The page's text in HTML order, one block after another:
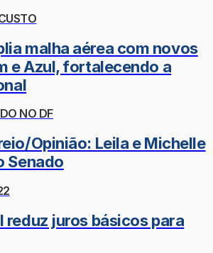
malha aérea com novos
e Azul, fortalecendo a
NO DF
Opinião: Leila e Michelle
Senado
reduz juros básicos para